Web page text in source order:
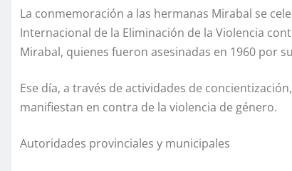
La conmemoración a las hermanas Mirabal se
Internacional de la Eliminación de la Violencia
Mirabal, quienes fueron asesinadas en 1960 por
Ese día, a través de actividades de
manifiestan en contra de la violencia de género.
Autoridades provinciales y municipales